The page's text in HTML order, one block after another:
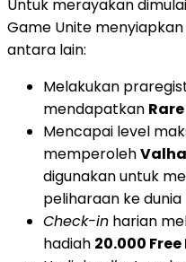
Untuk merayakan
Game Unite
antara lain:
Melakukan
mendapatkan
Mencapai level
memperoleh
digunakan untuk
peliharaan ke dunia
Check-in harian
hadiah 20.000